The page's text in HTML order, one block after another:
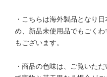
・こちらは海外製品となり
め、新品未使用品でもごく
もございます。
・商品の色味は、ご覧いた